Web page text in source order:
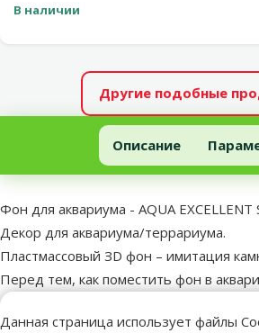
Данная страница использует файлы
В наличии
Другие подобные
Фон для аквариума - AQUA EXCELLENT Slim
Описание
В начало страницы
superzoo.product.detail.content
Фон для аквариума - AQUA EXCELLENT
Декор для аквариума/террариума.
Пластмассовый ЗD фон – имитация
Перед тем, как поместить фон в
тщательно промойте декор под
Декоративный материал не влияет на